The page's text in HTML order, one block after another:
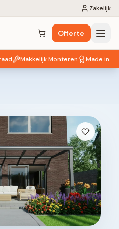
Zakelijk
Winkelwagen ( 0 items)
Offerte
Makkelijk Monteren Made in EU